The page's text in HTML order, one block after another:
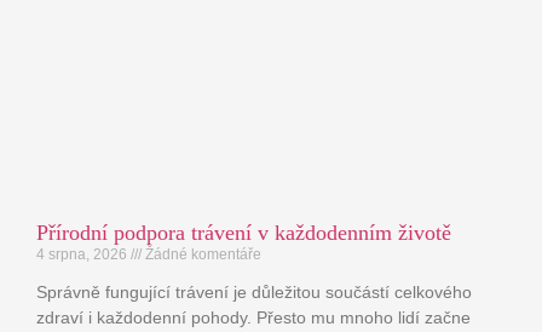
Přírodní podpora trávení v každodenním životě
4 srpna, 2026 Žádné komentáře
Správně fungující trávení je důležitou součástí celkového
zdraví i každodenní pohody. Přesto mu mnoho lidí začne